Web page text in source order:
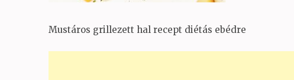
Mustáros grillezett hal recept diétás ebédre